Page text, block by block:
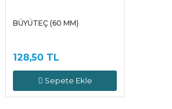
BÜYÜTEÇ (60 MM)
128,50 TL
Sepete Ekle